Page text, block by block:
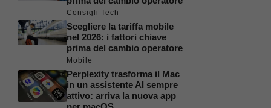
Consigli Tech
Scegliere la tariffa mobile
nel 2026: i fattori chiave
prima del cambio operatore
Mobile
Perplexity trasforma il Mac
in un assistente AI sempre
attivo: arriva la nuova app